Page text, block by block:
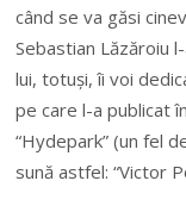
când se va găsi
Sebastian Lăzăroiu
lui, totuși, îi voi
pe care l-a publicat
“Hydepark” (un fel
sună astfel: “Victor